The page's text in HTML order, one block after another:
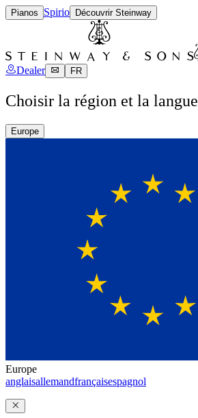
Pianos Spirio Découvrir Steinway
Dealer FR
Choisir la région et la langue
Europe
Europe
anglaisallemandfrançaisespagnol